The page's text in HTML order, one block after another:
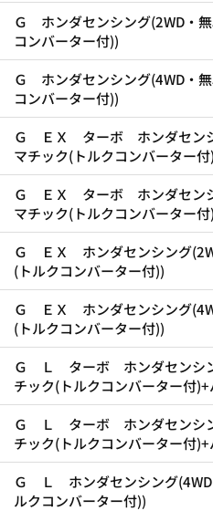
Ｇ ホンダセンシング(2WD・
コンバーター付))
Ｇ ホンダセンシング(4WD・
コンバーター付))
Ｇ ＥＸ ターボ ホンダセンシ
マチック(トルクコンバーター
Ｇ ＥＸ ターボ ホンダセンシ
マチック(トルクコンバーター
Ｇ ＥＸ ホンダセンシング
(トルクコンバーター付))
Ｇ ＥＸ ホンダセンシング
(トルクコンバーター付))
Ｇ Ｌ ターボ ホンダセンシン
チック(トルクコンバーター付
Ｇ Ｌ ターボ ホンダセンシン
チック(トルクコンバーター付
Ｇ Ｌ ホンダセンシング(4WD
ルクコンバーター付))